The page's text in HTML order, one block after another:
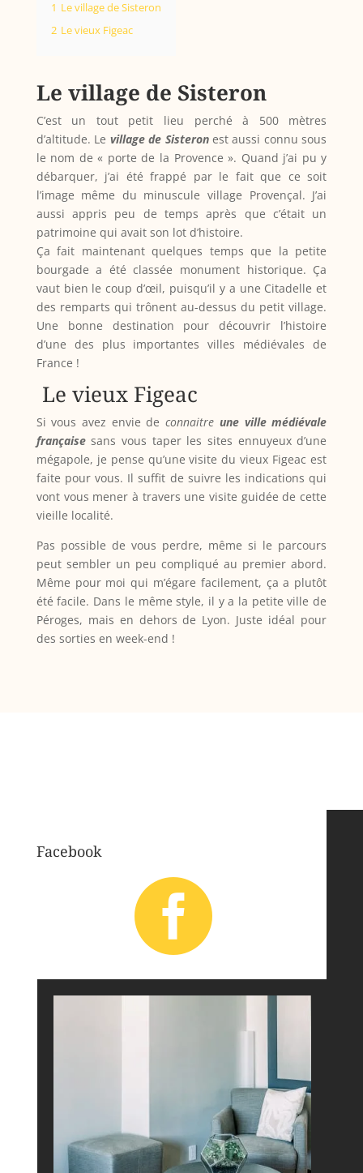
1 Le village de Sisteron
2 Le vieux Figeac
Le village de Sisteron
C’est un tout petit lieu perché à 500 mètres
d’altitude. Le village de Sisteronest aussi connu sous
le nom de « porte de la Provence ». Quand j’ai pu y
débarquer, j’ai été frappé par le fait que ce soit
l’image même du minuscule village Provençal. J’ai
aussi appris peu de temps après que c’était un
patrimoine qui avait son lot d’histoire.
Ça fait maintenant quelques temps que la petite
bourgade a été classée monument historique. Ça
vaut bien le coup d’œil, puisqu’il y a une Citadelle et
des remparts qui trônent au-dessus du petit village.
Une bonne destination pour découvrir l’histoire
d’une des plus importantes villes médiévales de
France !
Le vieux Figeac
Si vous avez envie deconnaitre une ville médiévale
françaisesans vous taper les sites ennuyeux d’une
mégapole, je pense qu’une visite du vieux Figeac est
faite pour vous. Il suffit de suivre les indications qui
vont vous mener à travers une visite guidée de cette
vieille localité.
Pas possible de vous perdre, même si le parcours
peut sembler un peu compliqué au premier abord.
Même pour moi qui m’égare facilement, ça a plutôt
été facile. Dans le même style, il y a la petite ville de
Péroges, mais en dehors de Lyon. Juste idéal pour
des sorties en week-end !
Facebook
